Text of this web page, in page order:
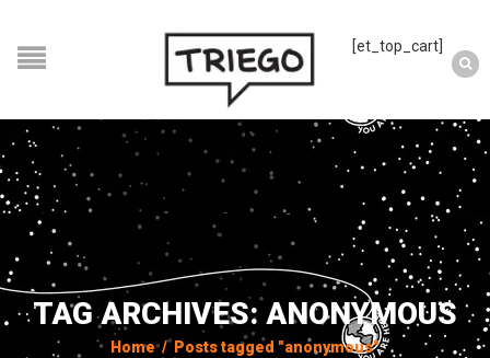
[et_top_cart]
TAG ARCHIVES: ANONYMOUS
Home / Posts tagged "anonymous"